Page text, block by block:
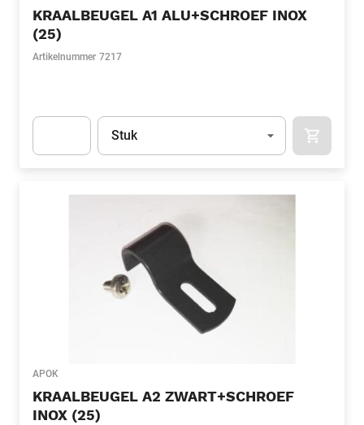
KRAALBEUGEL A1 ALU+SCHROEF INOX
(25)
Artikelnummer 7217
Eenheid
Stuk
APOK
KRAALBEUGEL A2 ZWART+SCHROEF
INOX (25)